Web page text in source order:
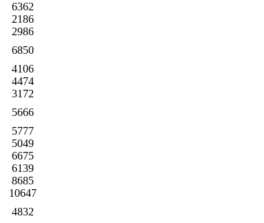
6362
2186
2986
6850
4106
4474
3172
5666
5777
5049
6675
6139
8685
10647
4832